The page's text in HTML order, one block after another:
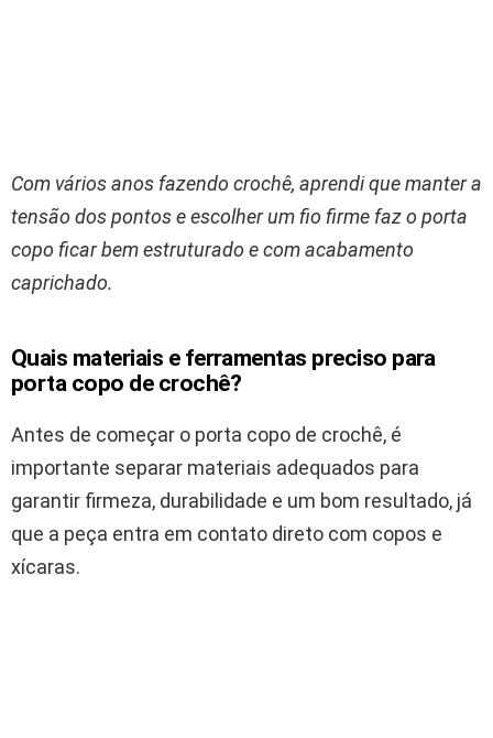
Com vários anos fazendo crochê, aprendi que manter a
tensão dos pontos e escolher um fio firme faz o porta
copo ficar bem estruturado e com acabamento
caprichado.
Quais materiais e ferramentas preciso para
porta copo de crochê?
Antes de começar o porta copo de crochê, é
importante separar materiais adequados para
garantir firmeza, durabilidade e um bom resultado, já
que a peça entra em contato direto com copos e
xícaras.